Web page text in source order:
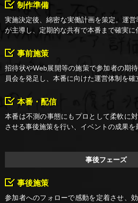
制作準備
実施決定後、綿密な実働計画を策定。運
が主導し、定期的な共有で本番まで確実に
事前施策
招待状やWeb展開等の施策で参加者の期
員会を発足し、本番に向けた運営体制を確
本番・配信
本番は不測の事態にもプロとして柔軟に
させる事後施策を行い、イベントの成果を
事後フェーズ
事後施策
参加者へのフォローで感動を定着させ、